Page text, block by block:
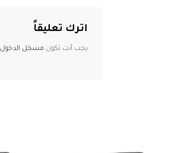
اترك تعليقاً
يجب أنت تكون مسجل الدخول